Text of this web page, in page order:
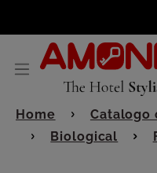
Home Catalogo
Biological